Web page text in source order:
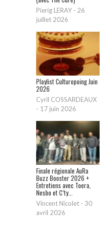
Pierig LERAY - 26
juillet 2026
Playlist Culturopoing Juin
2026
Cyril COSSARDEAUX
- 17 juin 2026
Finale régionale AuRa
Buzz Booster 2026 +
Entretiens avec Toera,
Nesbo et C’ty...
Vincent Nicolet - 30
avril 2026